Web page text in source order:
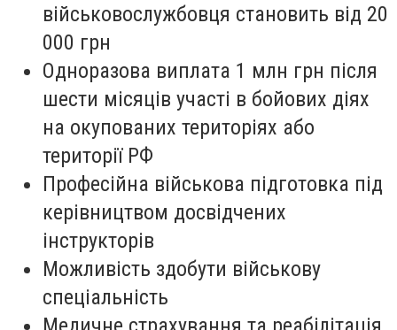
військовослужбовця становить від 20
000 грн
Одноразова виплата 1 млн грн після
шести місяців участі в бойових діях
на окупованих територіях або
території РФ
Професійна військова підготовка під
керівництвом досвідчених
інструкторів
Можливість здобути військову
спеціальність